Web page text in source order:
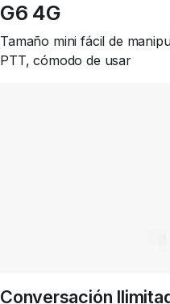
G6 4G
Tamaño mini fácil de
PTT, cómodo de usar
Conversación